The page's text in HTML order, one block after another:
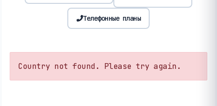
Телефонные планы
Country not found. Please try again.